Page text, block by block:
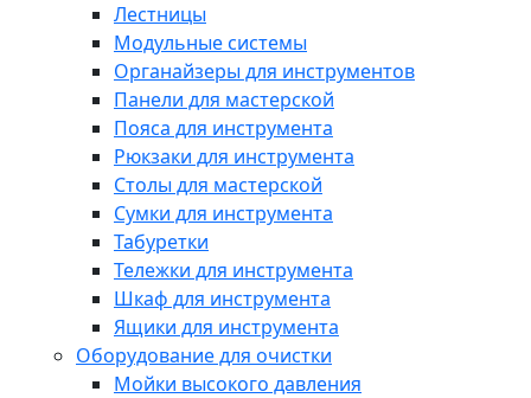
Лестницы
Модульные системы
Органайзеры для инструментов
Панели для мастерской
Пояса для инструмента
Рюкзаки для инструмента
Столы для мастерской
Сумки для инструмента
Табуретки
Тележки для инструмента
Шкаф для инструмента
Ящики для инструмента
Оборудование для очистки
Мойки высокого давления